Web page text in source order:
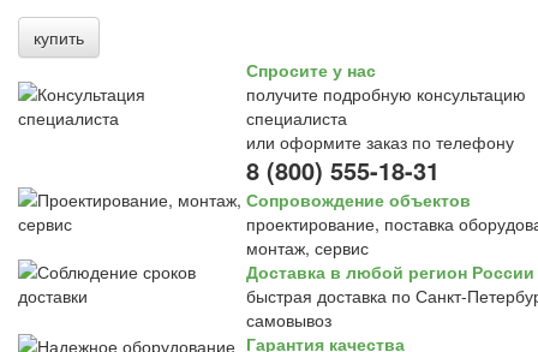
купить
Спросите у нас
получите подробную консультацию
специалиста
или оформите заказ по телефону
8 (800) 555-18-31
Сопровождение объектов
проектирование, поставка
монтаж, сервис
Доставка в любой регион России
быстрая доставка по Санкт-
самовывоз
Гарантия качества